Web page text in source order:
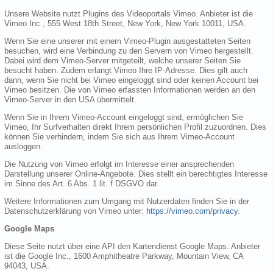
Unsere Website nutzt Plugins des Videoportals Vimeo. Anbieter ist die
Vimeo Inc., 555 West 18th Street, New York, New York 10011, USA.
Wenn Sie eine unserer mit einem Vimeo-Plugin ausgestatteten Seiten
besuchen, wird eine Verbindung zu den Servern von Vimeo hergestellt.
Dabei wird dem Vimeo-Server mitgeteilt, welche unserer Seiten Sie
besucht haben. Zudem erlangt Vimeo Ihre IP-Adresse. Dies gilt auch
dann, wenn Sie nicht bei Vimeo eingeloggt sind oder keinen Account bei
Vimeo besitzen. Die von Vimeo erfassten Informationen werden an den
Vimeo-Server in den USA übermittelt.
Wenn Sie in Ihrem Vimeo-Account eingeloggt sind, ermöglichen Sie
Vimeo, Ihr Surfverhalten direkt Ihrem persönlichen Profil zuzuordnen. Dies
können Sie verhindern, indem Sie sich aus Ihrem Vimeo-Account
ausloggen.
Die Nutzung von Vimeo erfolgt im Interesse einer ansprechenden
Darstellung unserer Online-Angebote. Dies stellt ein berechtigtes Interesse
im Sinne des Art. 6 Abs. 1 lit. f DSGVO dar.
Weitere Informationen zum Umgang mit Nutzerdaten finden Sie in der
Datenschutzerklärung von Vimeo unter: https://vimeo.com/privacy.
Google Maps
Diese Seite nutzt über eine API den Kartendienst Google Maps. Anbieter
ist die Google Inc., 1600 Amphitheatre Parkway, Mountain View, CA
94043, USA.